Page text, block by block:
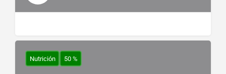
Nutrición 50 %